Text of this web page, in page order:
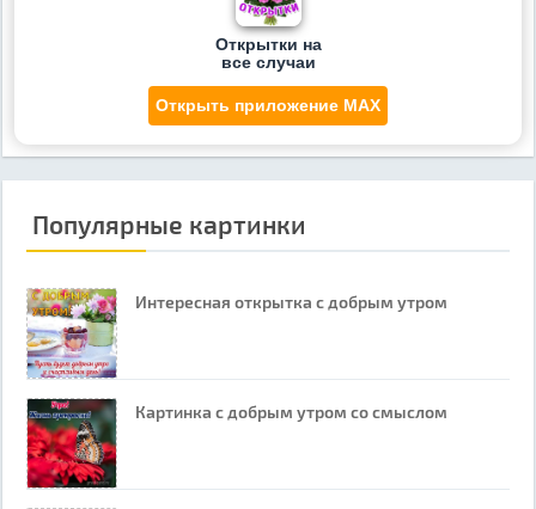
Открытки на
все случаи
Открыть приложение MAX
Популярные картинки
Интересная открытка с добрым утром
Картинка с добрым утром со смыслом